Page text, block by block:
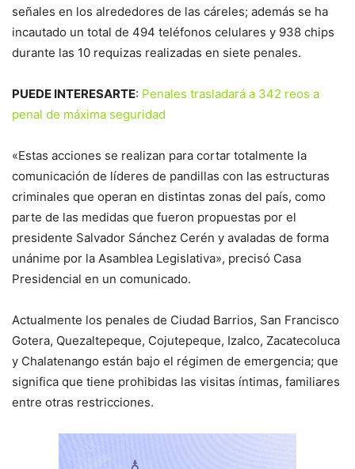
señales en los alrededores de las cáreles; además se ha
incautado un total de 494 teléfonos celulares y 938 chips
durante las 10 requizas realizadas en siete penales.
PUEDE INTERESARTE: Penales trasladará a 342 reos a
penal de máxima seguridad
«Estas acciones se realizan para cortar totalmente la
comunicación de líderes de pandillas con las estructuras
criminales que operan en distintas zonas del país, como
parte de las medidas que fueron propuestas por el
presidente Salvador Sánchez Cerén y avaladas de forma
unánime por la Asamblea Legislativa», precisó Casa
Presidencial en un comunicado.
Actualmente los penales de Ciudad Barrios, San Francisco
Gotera, Quezaltepeque, Cojutepeque, Izalco, Zacatecoluca
y Chalatenango están bajo el régimen de emergencia; que
significa que tiene prohibidas las visitas íntimas, familiares
entre otras restricciones.